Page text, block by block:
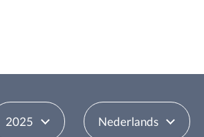
2025 Nederlands